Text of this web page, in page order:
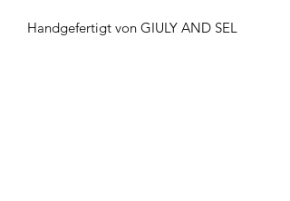
Handgefertigt von GIULY AND SEL